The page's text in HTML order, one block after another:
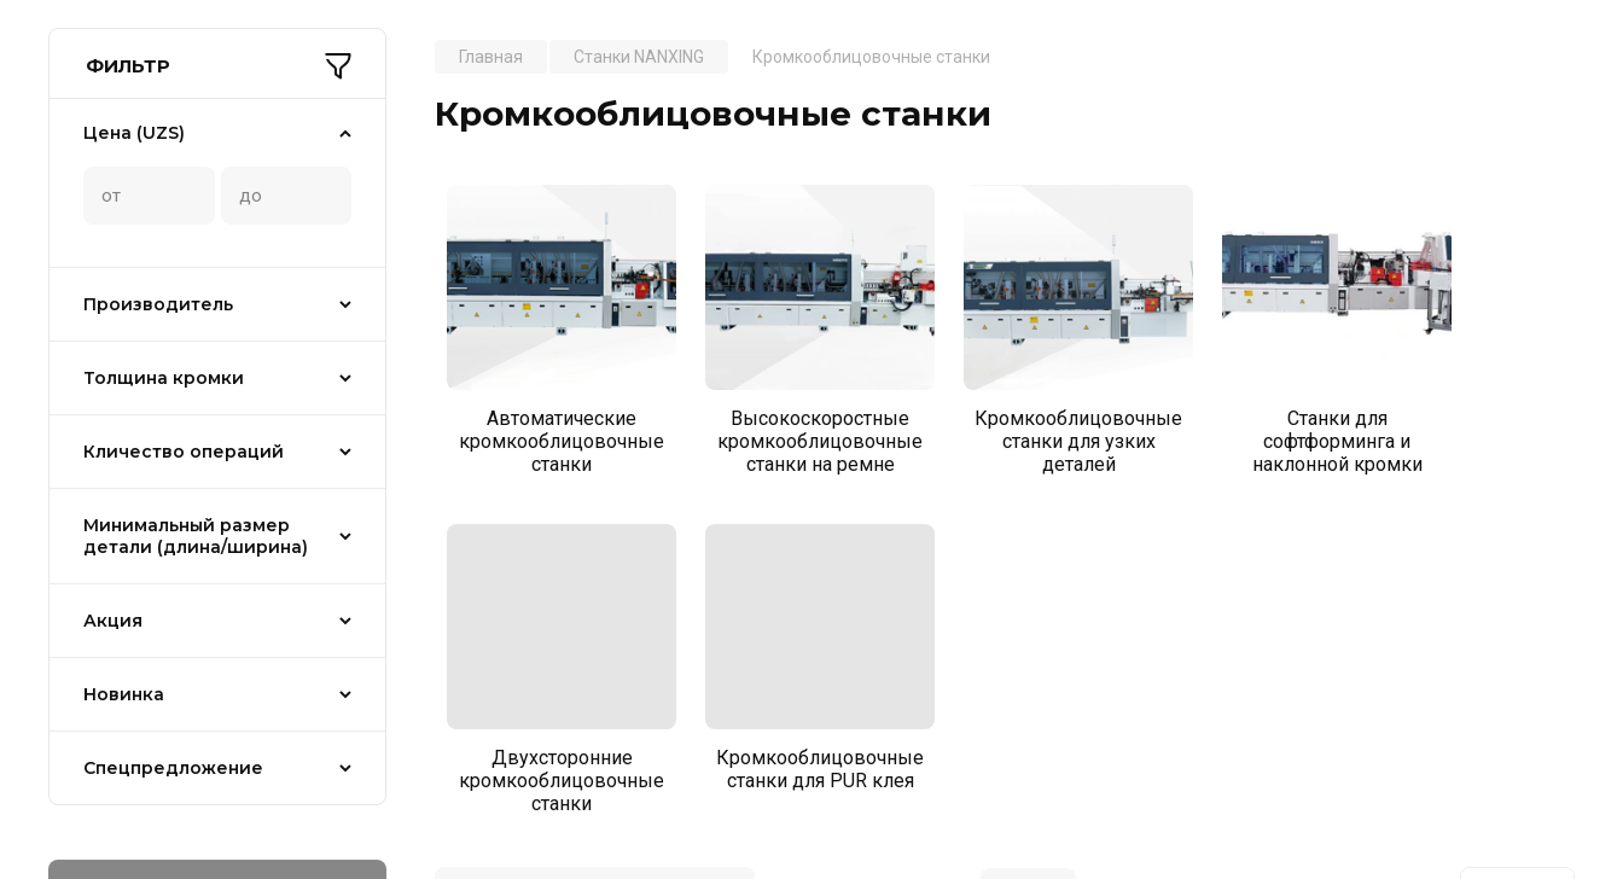
ФИЛЬТР
Цена (UZS)
Производитель
Толщина кромки
Кличество операций
Минимальный размер
детали (длина/ширина)
Акция
Новинка
Спецпредложение
Главная Станки NANXING Кромкооблицовочные станки
Кромкооблицовочные станки
Автоматические
кромкооблицовочные
станки
Высокоскоростные
кромкооблицовочные
станки на ремне
Кромкооблицовочные
станки для узких
деталей
Станки для
софтформинга и
наклонной кромки
Двухсторонние
кромкооблицовочные
станки
Кромкооблицовочные
станки для PUR клея